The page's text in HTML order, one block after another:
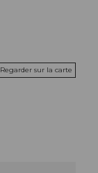
Regarder sur la carte